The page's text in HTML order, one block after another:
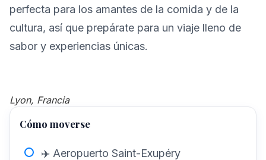
perfecta para los amantes de la comida y de la
cultura, así que prepárate para un viaje lleno de
sabor y experiencias únicas.
Lyon, Francia
Cómo moverse
✈️ Aeropuerto Saint-Exupéry